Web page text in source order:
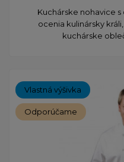
Kuchárske nohavice
ocenia kulinársky
kuchárske
Vlastná výšivka
Odporúčame